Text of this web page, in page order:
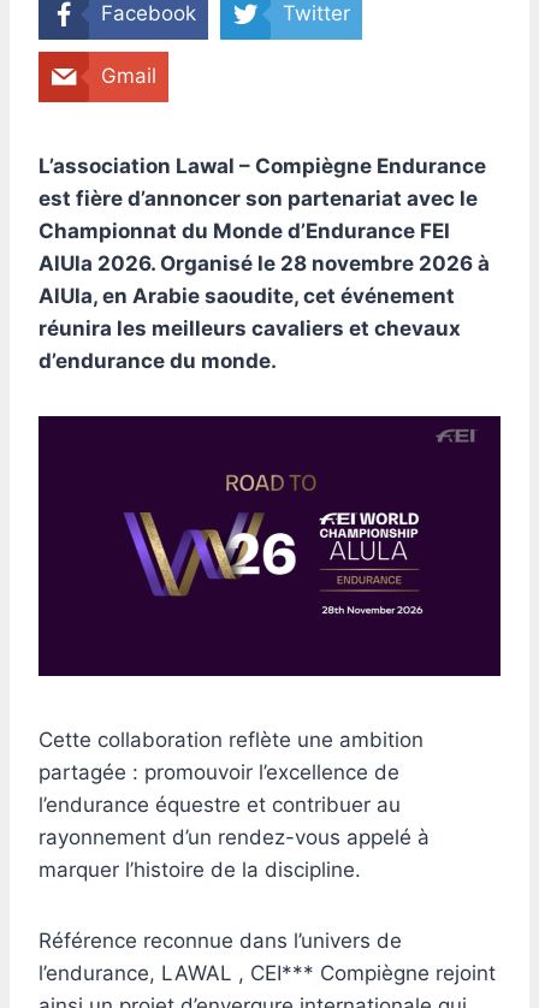
Facebook Twitter
Gmail
L’association Lawal – Compiègne Endurance
est fière d’annoncer son partenariat avec le
Championnat du Monde d’Endurance FEI
AlUla 2026. Organisé le 28 novembre 2026 à
AlUla, en Arabie saoudite, cet événement
réunira les meilleurs cavaliers et chevaux
d’endurance du monde.
Cette collaboration reflète une ambition
partagée : promouvoir l’excellence de
l’endurance équestre et contribuer au
rayonnement d’un rendez-vous appelé à
marquer l’histoire de la discipline.
Référence reconnue dans l’univers de
l’endurance, LAWAL , CEI*** Compiègne rejoint